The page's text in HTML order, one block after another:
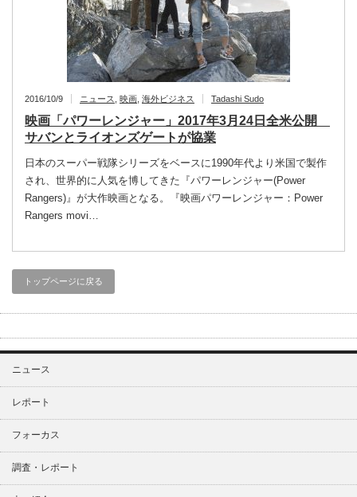
2016/10/9 ニュース 映画 海外ビジネス Tadashi Sudo
映画「パワーレンジャー」2017年3月24日全米公開
サバンとライオンズゲートが協業
日本のスーパー戦隊シリーズをベースに1990年代より米国で製作
され、世界的に人気を博してきた『パワーレンジャー(Power
Rangers)』が大作映画となる。『映画パワーレンジャー：Power
Rangers movi…
トップページに戻る
ニュース
レポート
フォーカス
調査・レポート